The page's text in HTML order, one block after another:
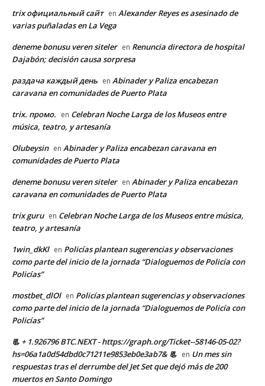
trix официальный сайт en Alexander Reyes es asesinado de
varias puñaladas en La Vega
deneme bonusu veren siteler en Renuncia directora de hospital
Dajabón; decisión causa sorpresa
раздача каждый день en Abinader y Paliza encabezan
caravana en comunidades de Puerto Plata
trix. промо. en Celebran Noche Larga de los Museos entre
música, teatro, y artesanía
Olubeysin en Abinader y Paliza encabezan caravana en
comunidades de Puerto Plata
deneme bonusu veren siteler en Abinader y Paliza encabezan
caravana en comunidades de Puerto Plata
trix guru en Celebran Noche Larga de los Museos entre música,
teatro, y artesanía
1win_dkKl en Policías plantean sugerencias y observaciones
como parte del inicio de la jornada “Dialoguemos de Policía con
Policías”
mostbet_dlOl en Policías plantean sugerencias y observaciones
como parte del inicio de la jornada “Dialoguemos de Policía con
Policías”
📃 + 1.926796 BTC.NEXT - https://graph.org/Ticket--58146-05-02?
hs=06a1a0d54dbd0c71211e9853eb0e3ab7& 📃 en Un mes sin
respuestas tras el derrumbe del Jet Set que dejó más de 200
muertos en Santo Domingo